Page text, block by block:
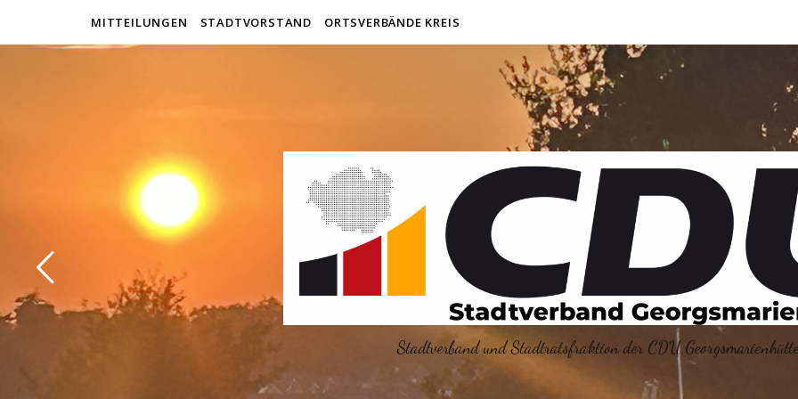
MITTEILUNGEN STADTVORSTAND ORTSVERBÄNDE KREIS
Stadtverband und Stadtratsfraktion der CDU